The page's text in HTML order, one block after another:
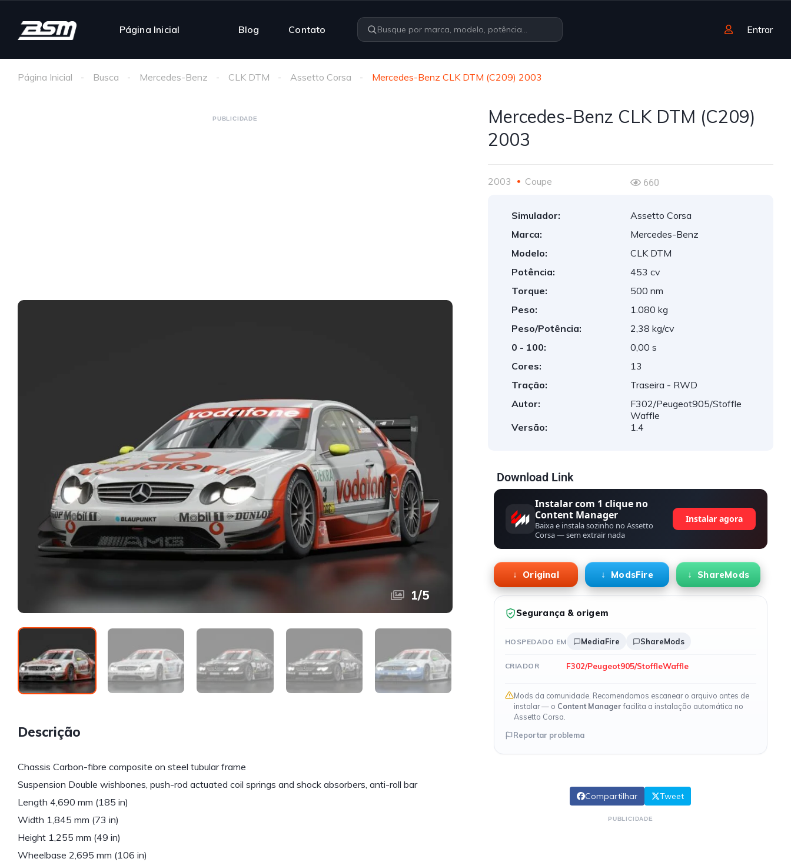
Página Inicial Blog Contato Entrar
Página Inicial Busca Mercedes-Benz CLK DTM Assetto Corsa Mercedes-Benz CLK DTM (C209) 2003
PUBLICIDADE
1/5
Descrição
Chassis Carbon-fibre composite on steel tubular frame
Suspension Double wishbones, push-rod actuated coil springs and shock absorbers, anti-roll bar
Length 4,690 mm (185 in)
Width 1,845 mm (73 in)
Height 1,255 mm (49 in)
Wheelbase 2,695 mm (106 in)
Mercedes-Benz CLK DTM (C209)
2003
2003 Coupe 660
Simulador:
Assetto Corsa
Marca:
Mercedes-Benz
Modelo:
CLK DTM
Potência:
453 cv
Torque:
500 nm
Peso:
1.080 kg
Peso/Potência:
2,38 kg/cv
0 - 100:
0,00 s
Cores:
13
Tração:
Traseira - RWD
Autor:
F302/Peugeot905/Stoffle
Waffle
Versão:
1.4
Download Link
Instalar com 1 clique no
Content Manager
Baixa e instala sozinho no Assetto
Corsa — sem extrair nada
Instalar agora
Original ModsFire ShareMods
Segurança & origem
HOSPEDADO EM MediaFire ShareMods
CRIADOR F302/Peugeot905/StoffleWaffle
Mods da comunidade. Recomendamos escanear o arquivo antes de
instalar — o Content Managerfacilita a instalação automática no
Assetto Corsa.
Reportar problema
Compartilhar Tweet
PUBLICIDADE